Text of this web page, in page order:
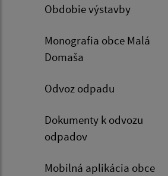
Obdobie výstavby
Monografia obce Malá
Domaša
Odvoz odpadu
Dokumenty k odvozu
odpadov
Mobilná aplikácia obce